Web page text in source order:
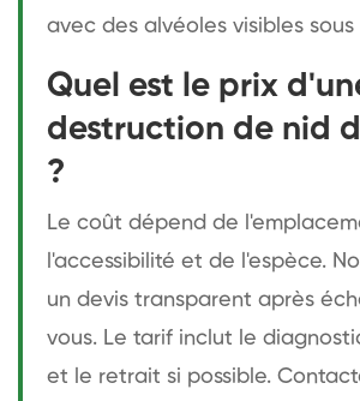
avec des alvéoles visibles sous
Quel est le prix
destruction de nid
?
Le coût dépend de
l'accessibilité et de l'espèce.
un devis transparent après
vous. Le tarif inclut le
et le retrait si possible.